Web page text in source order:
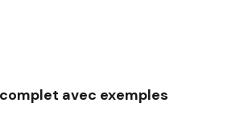
avec exemples